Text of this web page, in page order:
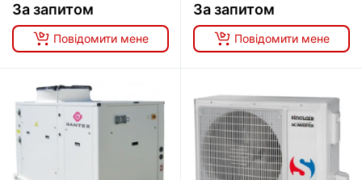
За запитом
Повідомити мене
За запитом
Повідомити мене